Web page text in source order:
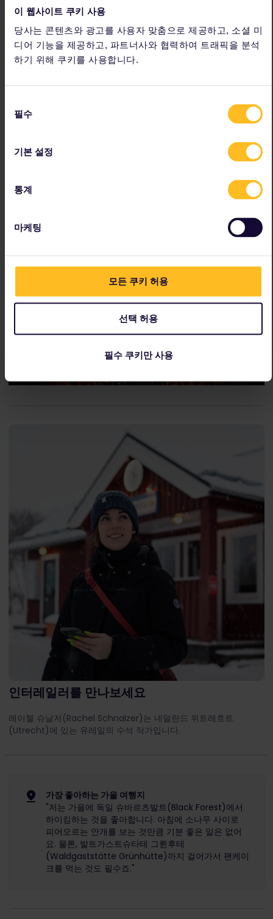
이 웹사이트 쿠키 사용
당사는 콘텐츠와 광고를 사용자 맞춤으로 제공하고, 소셜 미
디어 기능을 제공하고, 파트너사와 협력하여 트래픽을 분석
하기 위해 쿠키를 사용합니다.
필수
기본 설정
통계
마케팅
모든 쿠키 허용
선택 허용
필수 쿠키만 사용
덴마크 코펜하겐
코펜하겐의티볼리 가든(Tivoli Gardens)에서는 할로윈의 스릴
을 만끽할 수 있습니다. 2024년 10월 10일부터 11월 3일 사이에 방
문하여 20,000개 이상의 잭오랜턴, 유령의 집, 그리고 머릿카락을
쭈뼛서게 만드는 스릴있는 다양한 놀이기구를 즐겨보세요.
의 성이 있는 힐레뢰드(Hillerød)와 어촌 마을인 길렐라이에
(Gilleleje)는 코펜하겐에서 기차로 가까운 거리에 있습니다.
집에 돌아가기 전에 기념품을 구매하고 싶으신가요? 코펜하겐에
서 빈티지와 중고 물품을 파는 상점을 방문하여 포근한 스웨터를
한두 벌 장만해 보세요. 코펜하겐 대학교 근처의 라르스피른스트
(Studiestræde) 거리가 만나는 교차로는 빈티지 쇼핑을 시작하
인터레일러를 만나보세요
레이첼 슈날저(Rachel Schnalzer)는 네덜란드 위트레흐트
(Utrecht)에 있는 유레일의 수석 작가입니다.
가장 좋아하는 가을 여행지
"저는 가을에 독일 슈바르츠발트(Black Forest)에서
하이킹하는 것을 좋아합니다. 아침에 소나무 사이로
피어오르는 안개를 보는 것만큼 기분 좋은 일은 없어
요. 물론, 발트가스트슈타테 그륀후테
(Waldgaststätte Grünhütte)까지 걸어가서 팬케이
크를 먹는 것도 필수죠."